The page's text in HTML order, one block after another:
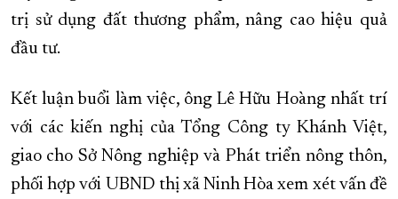
trị sử dụng đất thương phẩm, nâng cao hiệu quả
đầu tư.
Kết luận buổi làm việc, ông Lê Hữu Hoàng nhất trí
với các kiến nghị của Tổng Công ty Khánh Việt,
giao cho Sở Nông nghiệp và Phát triển nông thôn,
phối hợp với UBND thị xã Ninh Hòa xem xét vấn đề